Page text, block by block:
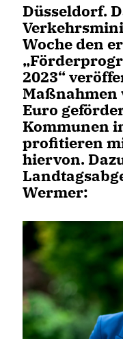
Düsseldorf.
Woche den
2023“
Maßnahmen
Euro
Kommunen
profitieren
hiervon.
Wermer: